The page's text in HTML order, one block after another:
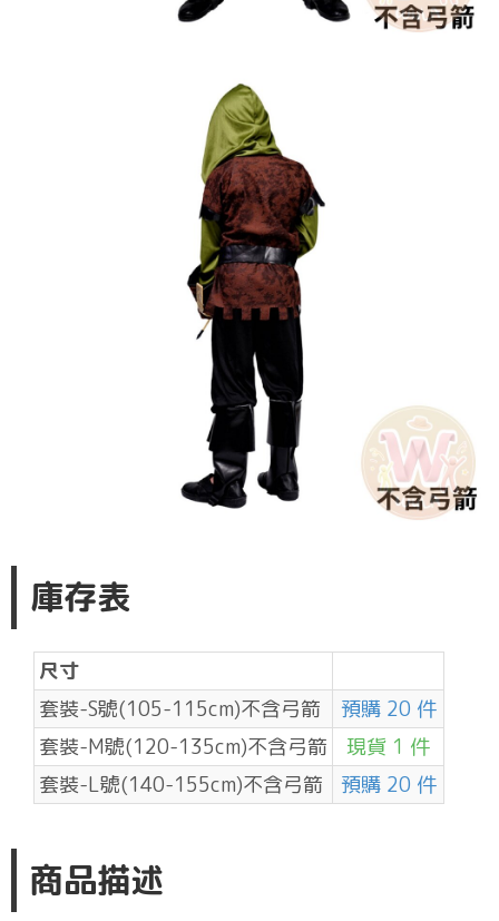
庫存表
尺寸
套裝-S號(105-115cm)不含弓箭
預購 20 件
套裝-M號(120-135cm)不含弓箭
現貨 1 件
套裝-L號(140-155cm)不含弓箭
預購 20 件
商品描述